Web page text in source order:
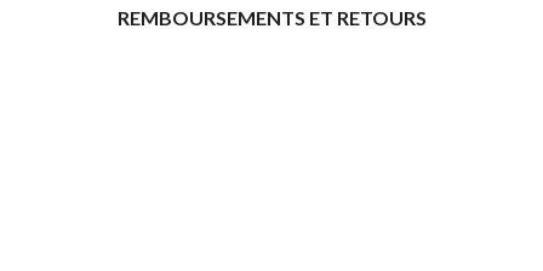
REMBOURSEMENTS ET RETOURS